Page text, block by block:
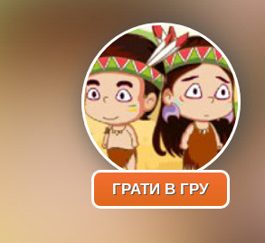
ГРАТИ В ГРУ